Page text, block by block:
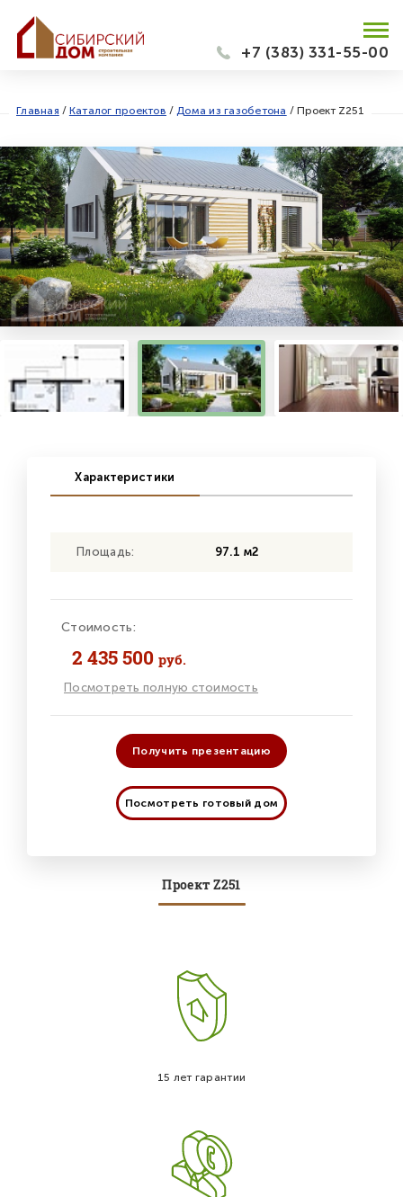
+7 (383) 331-55-00
Главная / Каталог проектов / Дома из газобетона / Проект Z251
Характеристики
Площадь: 97.1 м2
Стоимость:
2 435 500 руб.
Посмотреть полную стоимость
Получить презентацию
Посмотреть готовый дом
Проект Z251
15 лет гарантии